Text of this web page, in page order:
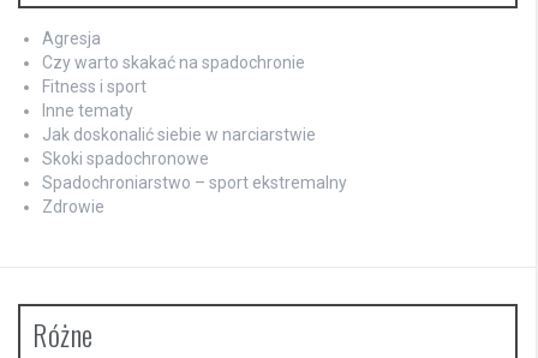
Agresja
Czy warto skakać na spadochronie
Fitness i sport
Inne tematy
Jak doskonalić siebie w narciarstwie
Skoki spadochronowe
Spadochroniarstwo – sport ekstremalny
Zdrowie
Różne